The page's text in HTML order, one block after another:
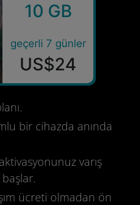
10 GB
geçerli 7 günler
US$24
bir cihazda anında
varış
başlar.
ücreti olmadan ön